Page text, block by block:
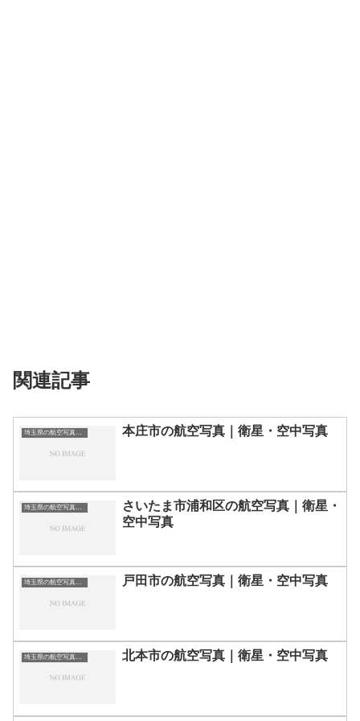
関連記事
埼玉県の航空写真・空中写真 本庄市の航空写真｜衛星・空中写真
埼玉県の航空写真・空中写真
さいたま市浦和区の航空写真｜衛星・
空中写真
埼玉県の航空写真・空中写真 戸田市の航空写真｜衛星・空中写真
埼玉県の航空写真・空中写真 北本市の航空写真｜衛星・空中写真